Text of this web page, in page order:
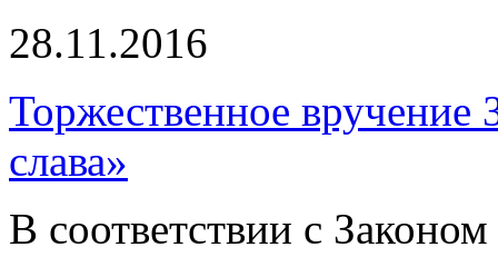
28.11.2016
Торжественное вручение
слава»
В соответствии с